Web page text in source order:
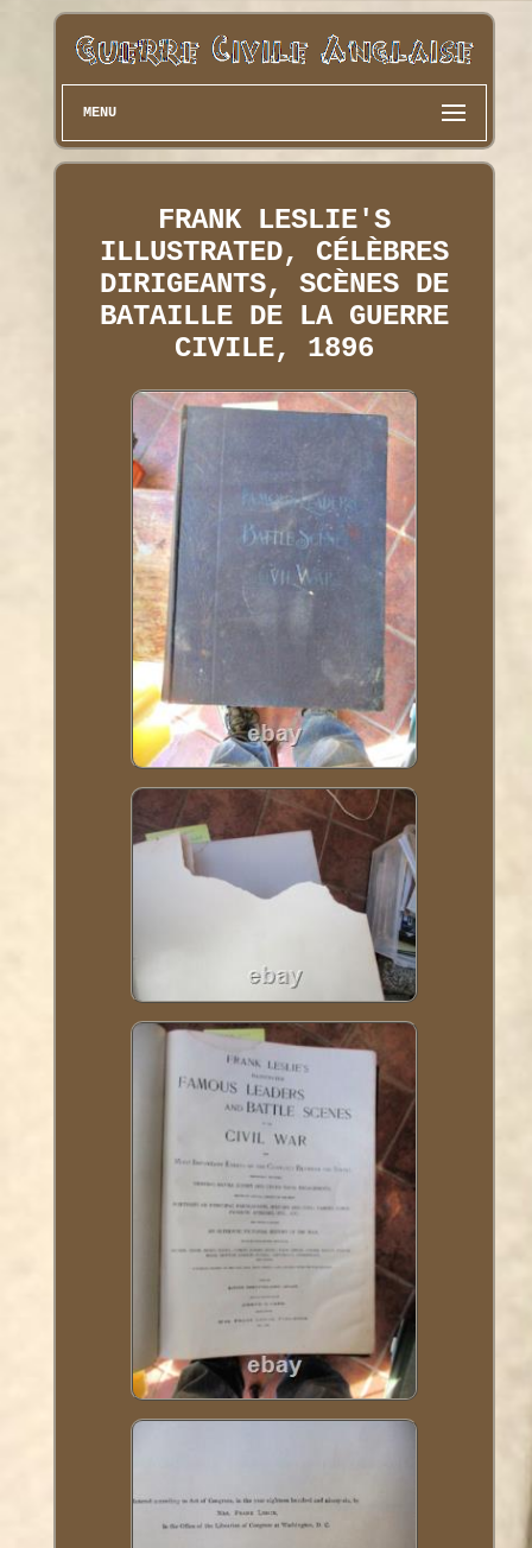
MENU
FRANK LESLIE'S
ILLUSTRATED, CÉLÈBRES
DIRIGEANTS, SCÈNES DE
BATAILLE DE LA GUERRE
CIVILE, 1896